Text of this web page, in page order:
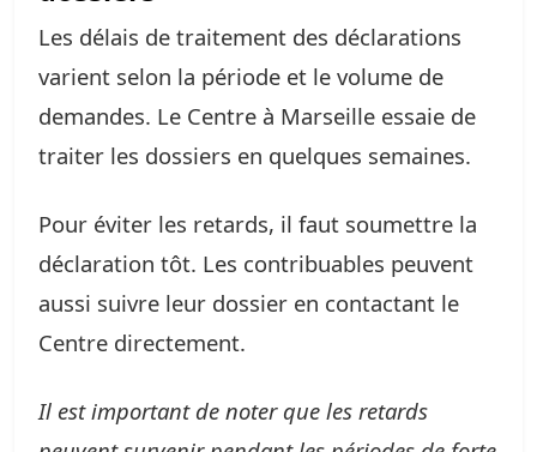
Les délais de traitement des déclarations
varient selon la période et le volume de
demandes. Le Centre à Marseille essaie de
traiter les dossiers en quelques semaines.
Pour éviter les retards, il faut soumettre la
déclaration tôt. Les contribuables peuvent
aussi suivre leur dossier en contactant le
Centre directement.
Il est important de noter que les retards